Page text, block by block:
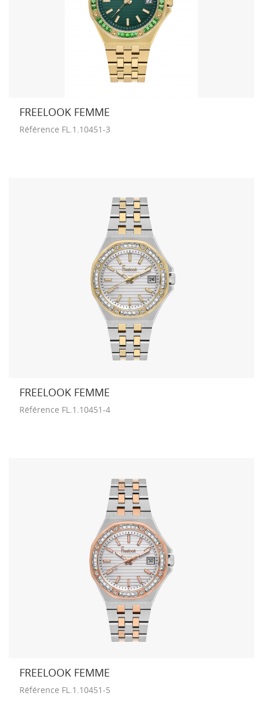
FREELOOK FEMME
Référence FL.1.10451-3
FREELOOK FEMME
Référence FL.1.10451-4
FREELOOK FEMME
Référence FL.1.10451-5